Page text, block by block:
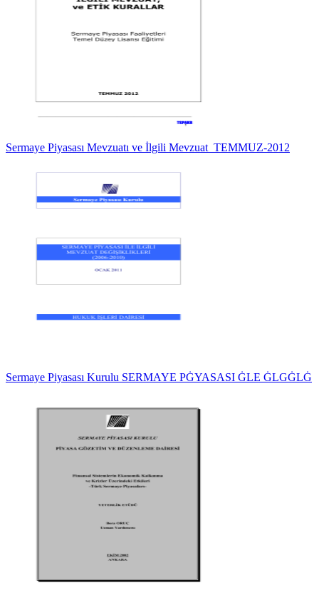
Sermaye Piyasası Mevzuatı ve İlgili Mevzuat_TEMMUZ-2012
Sermaye Piyasası Kurulu SERMAYE PĠYASASI ĠLE ĠLGĠLĠ